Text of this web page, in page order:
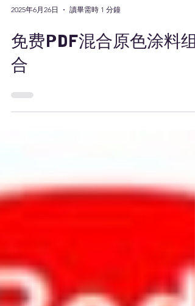
2025年6月26日 讀畢需時 1 分鐘
免费PDF混合原色涂料组
合